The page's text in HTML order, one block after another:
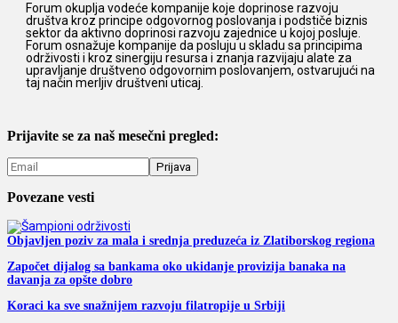
Forum okuplja vodeće kompanije koje doprinose razvoju
društva kroz principe odgovornog poslovanja i podstiče biznis
sektor da aktivno doprinosi razvoju zajednice u kojoj posluje.
Forum osnažuje kompanije da posluju u skladu sa principima
održivosti i kroz sinergiju resursa i znanja razvijaju alate za
upravljanje društveno odgovornim poslovanjem, ostvarujući na
taj način merljiv društveni uticaj.
Prijavite se za naš mesečni pregled:
Povezane vesti
Objavljen poziv za mala i srednja preduzeća iz Zlatiborskog regiona
Započet dijalog sa bankama oko ukidanje provizija banaka na
davanja za opšte dobro
Koraci ka sve snažnijem razvoju filatropije u Srbiji